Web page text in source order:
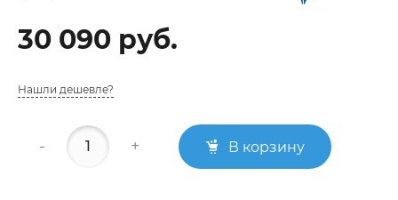
30 090 руб.
Нашли дешевле?
- + В корзину